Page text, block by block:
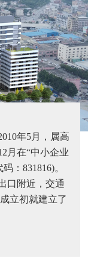
年5月，属高
月在“中小企业
：831816)。
口附近，交通
立初就建立了